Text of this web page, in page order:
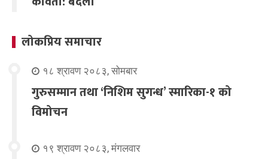
लोकप्रिय समाचार
१८ श्रावण २०८३, सोमबार
गुरुसम्मान तथा ‘निशिम सुगन्ध’ स्मारिका-१ को
विमोचन
१९ श्रावण २०८३, मंगलवार